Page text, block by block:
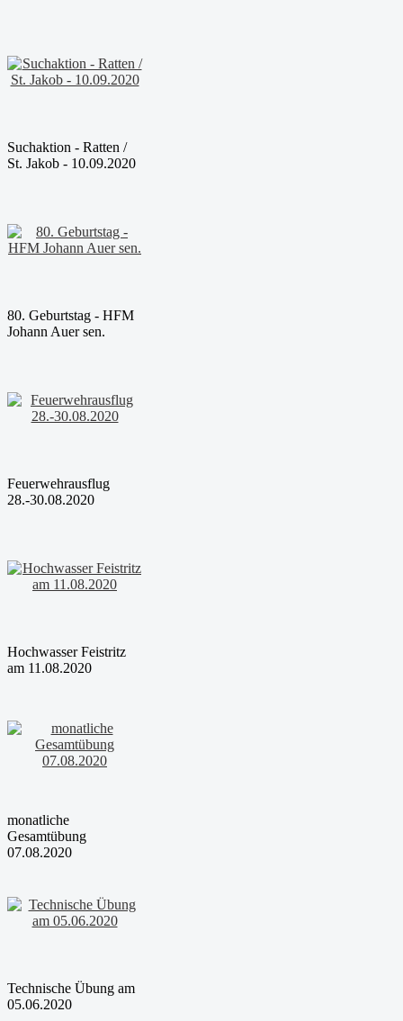
Suchaktion - Ratten /
St. Jakob - 10.09.2020
80. Geburtstag - HFM
Johann Auer sen.
Feuerwehrausflug
28.-30.08.2020
Hochwasser Feistritz
am 11.08.2020
monatliche
Gesamtübung
07.08.2020
Technische Übung am
05.06.2020